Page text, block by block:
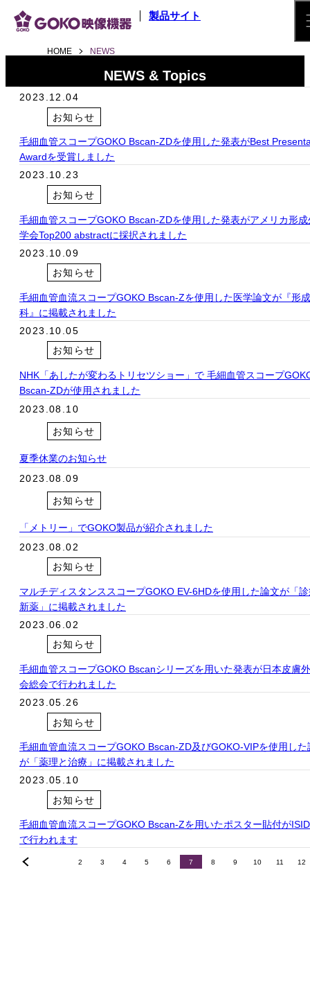
メインコンテンツへスキップ 製品サイト
HOME NEWS
NEWS & Topics
2023.12.04
お知らせ
毛細血管スコープGOKO Bscan-ZDを使用した発表がBest
Awardを受賞しました
2023.10.23
お知らせ
毛細血管スコープGOKO Bscan-ZDを使用した発表がアメリカ形成
学会Top200 abstractに採択されました
2023.10.09
お知らせ
毛細血管血流スコープGOKO Bscan-Zを使用した医学論文が『形
科』に掲載されました
2023.10.05
お知らせ
NHK「あしたが変わるトリセツショー」で 毛細血管スコープ
Bscan-ZDが使用されました
2023.08.10
お知らせ
夏季休業のお知らせ
2023.08.09
お知らせ
「メトリー」でGOKO製品が紹介されました
2023.08.02
お知らせ
マルチディスタンススコープGOKO EV-6HDを使用した論文が「
新薬」に掲載されました
2023.06.02
お知らせ
毛細血管スコープGOKO Bscanシリーズを用いた発表が日本皮膚
会総会で行われました
2023.05.26
お知らせ
毛細血管血流スコープGOKO Bscan-ZD及びGOKO-VIPを使用した
が「薬理と治療」に掲載されました
2023.05.10
お知らせ
毛細血管血流スコープGOKO Bscan-Zを用いたポスター貼付が
で行われます
2 3 4 5 6 7 8 9 10 11 12